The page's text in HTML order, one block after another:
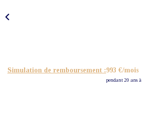
Simulation de remboursement :993 €/mois
pendant 20 ans